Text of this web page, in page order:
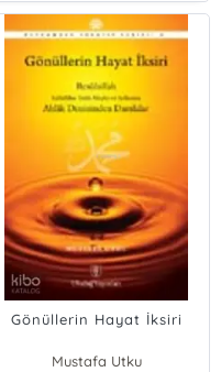
Gönüllerin Hayat İksiri
Mustafa Utku